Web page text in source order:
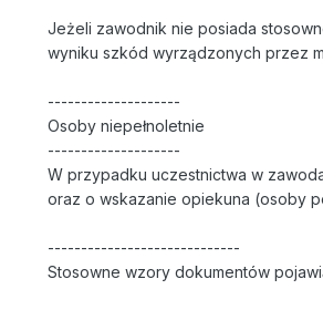
Jeżeli zawodnik nie posiada
wyniku szkód wyrządzonych przez
--------------------
Osoby niepełnoletnie
--------------------
W przypadku uczestnictwa w
oraz o wskazanie opiekuna (osoby
-----------------------------
Stosowne wzory dokumentów